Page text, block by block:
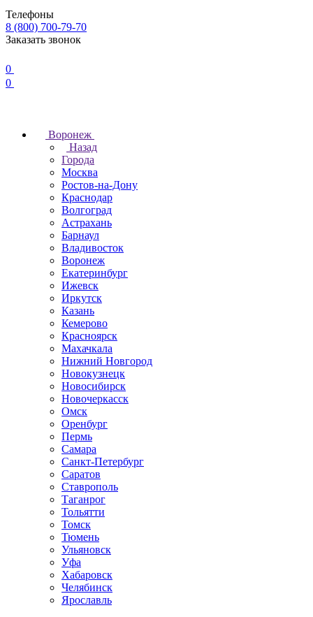
Телефоны
8 (800) 700-79-70
Заказать звонок
0
0
Воронеж
Назад
Города
Москва
Ростов-на-Дону
Краснодар
Волгоград
Астрахань
Барнаул
Владивосток
Воронеж
Екатеринбург
Ижевск
Иркутск
Казань
Кемерово
Красноярск
Махачкала
Нижний Новгород
Новокузнецк
Новосибирск
Новочеркаcск
Омск
Оренбург
Пермь
Самара
Санкт-Петербург
Саратов
Ставрополь
Таганрог
Тольятти
Томск
Тюмень
Ульяновск
Уфа
Хабаровск
Челябинск
Ярославль